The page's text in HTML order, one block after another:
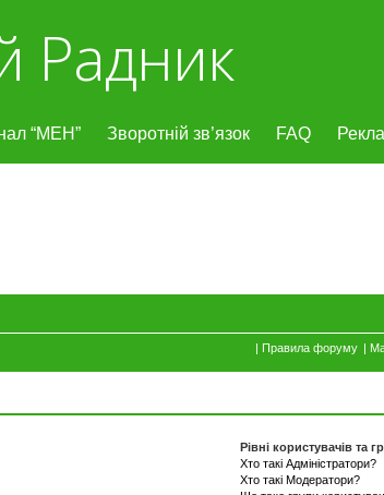
Радник
“МЕН” Зворотній зв’язок FAQ
| Правила форуму |
Рівні користувачів та
Хто такі Адміністратори?
Хто такі Модератори?